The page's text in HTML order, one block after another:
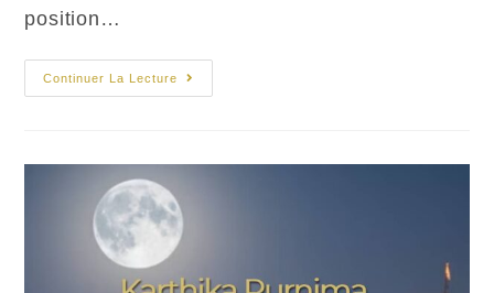
position…
Continuer La Lecture
Top
5